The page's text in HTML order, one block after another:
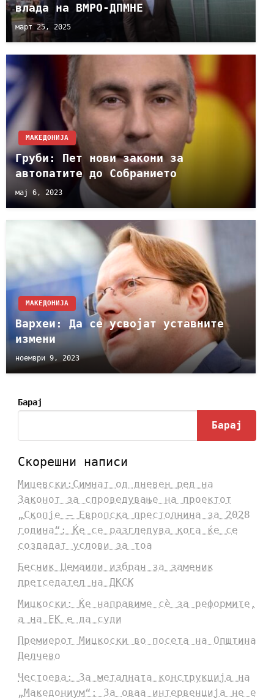
влада на ВМРО-ДПМНЕ
март 25, 2025
МАКЕДОНИЈА
Груби: Пет нови закони за
автопатите до Собранието
мај 6, 2023
МАКЕДОНИЈА
Вархеи: Да се усвојат уставните
измени
ноември 9, 2023
Барај
Барај
Скорешни написи
Мицевски:Симнат од дневен ред на
Законот за спроведување на проектот
„Скопје – Европска престолнина за 2028
година“: Ќе се разгледува кога ќе се
создадат услови за тоа
Бесник Џемаили избран за заменик
претседател на ДКСК
Мицкоски: Ќе направиме сè за реформите,
а на ЕК е да суди
Премиерот Мицкоски во посета на Општина
Делчево
Честоева: За металната конструкција на
„Македониум“: За оваа интервенција не е